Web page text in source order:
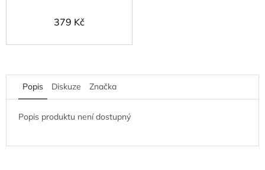
379 Kč
Popis Diskuze Značka
Popis produktu není dostupný